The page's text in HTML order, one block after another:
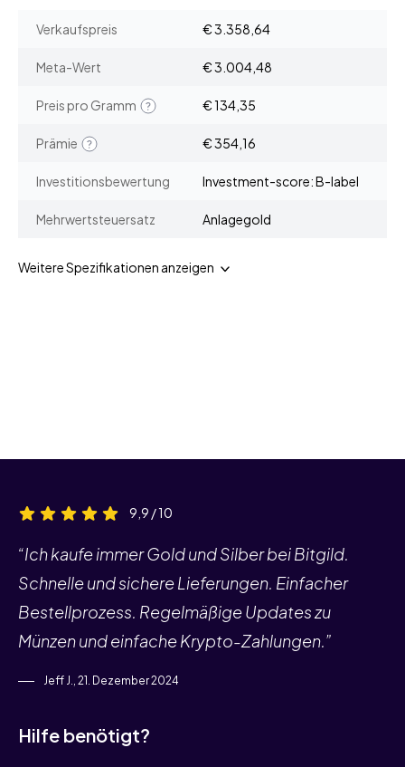
Verkaufspreis € 3.358,64
Meta-Wert € 3.004,48
Preis pro Gramm € 134,35
Prämie € 354,16
Investitionsbewertung Investment-score: B-label
Mehrwertsteuersatz Anlagegold
Weitere Spezifikationen anzeigen
9,9 / 10
“Ich kaufe immer Gold und Silber bei Bitgild.
Schnelle und sichere Lieferungen. Einfacher
Bestellprozess. Regelmäßige Updates zu
Münzen und einfache Krypto-Zahlungen.”
Jeff J., 21. Dezember 2024
Hilfe benötigt?